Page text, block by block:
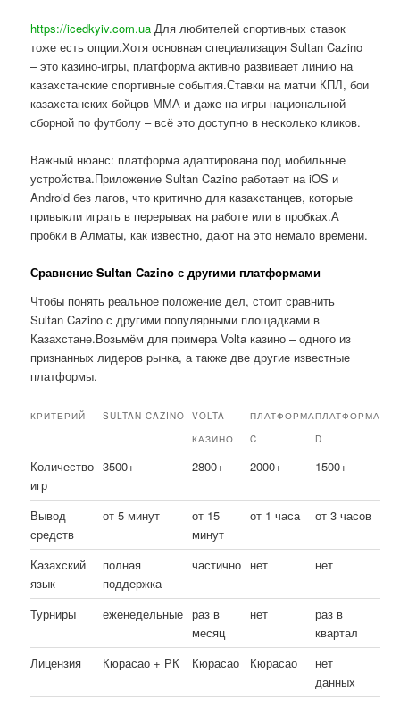
https://icedkyiv.com.ua Для любителей спортивных ставок
тоже есть опции.Хотя основная специализация Sultan Cazino
– это казино-игры, платформа активно развивает линию на
казахстанские спортивные события.Ставки на матчи КПЛ, бои
казахстанских бойцов ММА и даже на игры национальной
сборной по футболу – всё это доступно в несколько кликов.
Важный нюанс: платформа адаптирована под мобильные
устройства.Приложение Sultan Cazino работает на iOS и
Android без лагов, что критично для казахстанцев, которые
привыкли играть в перерывах на работе или в пробках.А
пробки в Алматы, как известно, дают на это немало времени.
Сравнение Sultan Cazino с другими платформами
Чтобы понять реальное положение дел, стоит сравнить
Sultan Cazino с другими популярными площадками в
Казахстане.Возьмём для примера Volta казино – одного из
признанных лидеров рынка, а также две другие известные
платформы.
КРИТЕРИЙ SULTAN CAZINO
VOLTA
КАЗИНО
ПЛАТФОРМА
C
ПЛАТФОРМА
D
Количество
игр
3500+ 2800+ 2000+ 1500+
Вывод
средств
от 5 минут
от 15
минут
от 1 часа от 3 часов
Казахский
язык
полная
поддержка
частично нет нет
Турниры еженедельные раз в
месяц
нет
раз в
квартал
Лицензия
Кюрасао + РК Кюрасао Кюрасао
нет
данных